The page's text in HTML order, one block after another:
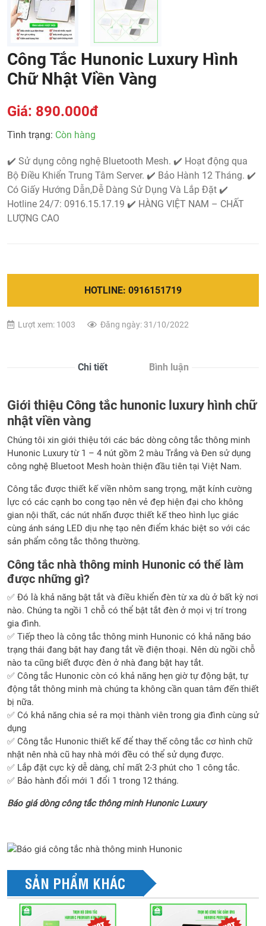
Công Tắc Hunonic Luxury Hình
Chữ Nhật Viền Vàng
Giá: 890.000đ
Tình trạng: Còn hàng
✔️ Sử dụng công nghệ Bluetooth Mesh. ✔️ Hoạt động qua
Bộ Điều Khiển Trung Tâm Server. ✔️ Bảo Hành 12 Tháng. ✔️
Có Giấy Hướng Dẫn,Dễ Dàng Sử Dụng Và Lắp Đặt ✔️
Hotline 24/7: 0916.15.17.19 ✔️ HÀNG VIỆT NAM – CHẤT
LƯỢNG CAO
HOTLINE: 0916151719
Lượt xem: 1003 Đăng ngày: 31/10/2022
Chi tiết Bình luận
Giới thiệu Công tắc hunonic luxury hình chữ
nhật viền vàng
Chúng tôi xin giới thiệu tới các bác dòng công tắc thông minh
Hunonic Luxury từ 1 – 4 nút gồm 2 màu Trắng và Đen sử dụng
công nghệ Bluetoot Mesh hoàn thiện đầu tiên tại Việt Nam.
Công tắc được thiết kế viền nhôm sang trọng, mặt kính cường
lực có các cạnh bo cong tạo nên vẻ đẹp hiện đại cho không
gian nội thất, các nút nhấn được thiết kế theo hình lục giác
cùng ánh sáng LED dịu nhẹ tạo nên điểm khác biệt so với các
sản phẩm công tắc thông thường.
Công tắc nhà thông minh Hunonic có thể làm
được những gì?
✅ Đó là khả năng bật tắt và điều khiển đèn từ xa dù ở bất kỳ nơi
nào. Chúng ta ngồi 1 chỗ có thể bật tắt đèn ở mọi vị trí trong
gia đình.
✅ Tiếp theo là công tắc thông minh Hunonic có khả năng báo
trạng thái đang bật hay đang tắt về điện thoại. Nên dù ngồi chỗ
nào ta cũng biết được đèn ở nhà đang bật hay tắt.
✅ Công tắc Hunonic còn có khả năng hẹn giờ tự động bật, tự
động tắt thông minh mà chúng ta không cần quan tâm đến thiết
bị nữa.
✅ Có khả năng chia sẻ ra mọi thành viên trong gia đình cùng sử
dụng
✅ Công tắc Hunonic thiết kế để thay thế công tắc cơ hình chữ
nhật nên nhà cũ hay nhà mới đều có thể sử dụng được.
✅ Lắp đặt cực kỳ dễ dàng, chỉ mất 2-3 phút cho 1 công tắc.
✅ Bảo hành đổi mới 1 đổi 1 trong 12 tháng.
Báo giá dòng công tắc thông minh Hunonic Luxury
SẢN PHẨM KHÁC